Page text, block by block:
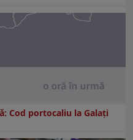
Cod portocaliu la Galaţi